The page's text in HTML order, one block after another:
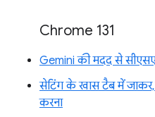
Chrome 131
Gemini की मदद से
सेटिंग के खास टैब में
करना